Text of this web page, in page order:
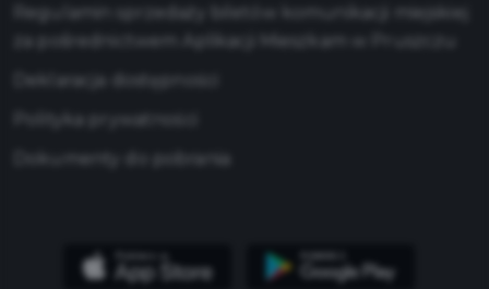
Regulamin sprzedaży biletów komunikacji miejskiej
za pośrednictwem Aplikacji Mieszkam w Pruszczu
Deklaracja dostępności
Polityka prywatności
Dokumenty do pobrania